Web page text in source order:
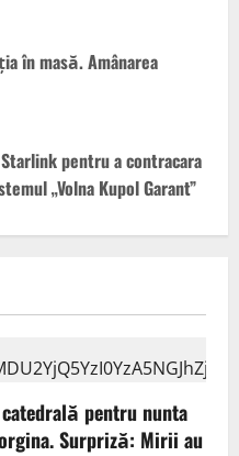
în masă. Amânarea
pentru a contracara
„Volna Kupol Garant”
pentru nunta
Surpriză: Mirii au